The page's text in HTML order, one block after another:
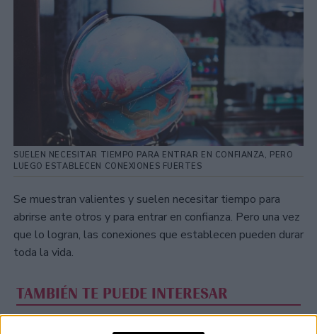
SUELEN NECESITAR TIEMPO PARA ENTRAR EN CONFIANZA, PERO
LUEGO ESTABLECEN CONEXIONES FUERTES
Se muestran valientes y suelen necesitar tiempo para
abrirse ante otros y para entrar en confianza. Pero una vez
que lo logran, las conexiones que establecen pueden durar
toda la vida.
TAMBIÉN TE PUEDE INTERESAR